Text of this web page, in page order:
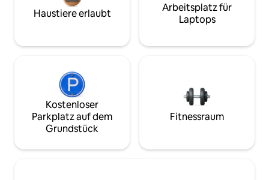
Haustiere erlaubt
Arbeitsplatz für
Laptops
Kostenloser
Parkplatz auf dem
Grundstück
Fitnessraum